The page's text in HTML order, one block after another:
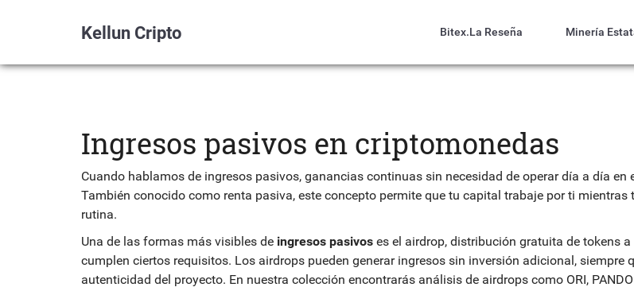
Kellun Cripto Bitex.la Reseña Minería
Ingresos pasivos en criptomonedas
Cuando hablamos de ingresos pasivos, ganancias continuas sin necesidad de operar día a día en
También conocido como renta pasiva, este concepto permite que tu capital trabaje por ti mientras
rutina.
Una de las formas más visibles de ingresos pasivos es el airdrop, distribución gratuita de tokens
cumplen ciertos requisitos. Los airdrops pueden generar ingresos sin inversión adicional, siempre
autenticidad del proyecto. En nuestra colección encontrarás análisis de airdrops como ORI,